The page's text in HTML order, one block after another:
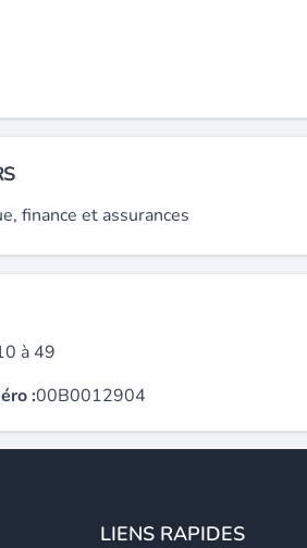
finance et assurances
à 49
:00B0012904
LIENS RAPIDES